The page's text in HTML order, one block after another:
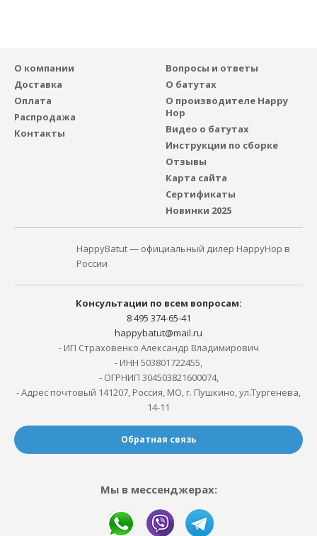
О компании
Доставка
Оплата
Распродажа
Контакты
Вопросы и ответы
О батутах
О производителе Happy
Hop
Видео о батутах
Инструкции по сборке
Отзывы
Карта сайта
Сертификаты
Новинки 2025
HappyBatut — официальный дилер HappyHop в
России
Консультации по всем вопросам:
8 495 374-65-41
happybatut@mail.ru
- ИП Страховенко Александр Владимирович
- ИНН 503801722455,
- ОГРНИП 304503821600074,
- Адрес почтовый 141207, Россия, МО, г. Пушкино, ул.Тургенева,
14-11
Обратная связь
Мы в мессенджерах: